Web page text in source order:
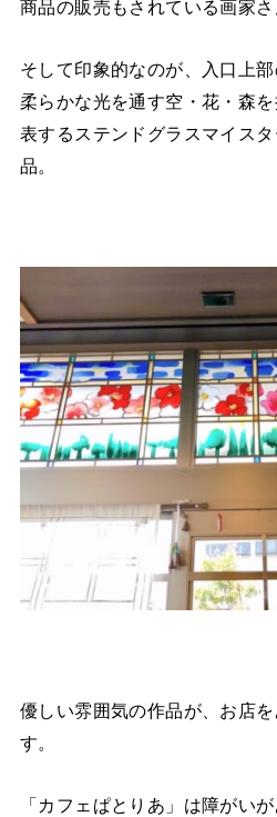
商品の販売もされている画家さ
そして印象的なのが、入口上
柔らかな光を通す空・花・森
表するステンドグラスマイス
品。
優しい雰囲気の作品が、お店
す。
「カフェぱとりあ」は障がい